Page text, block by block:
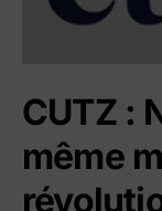
CUTZ :
même